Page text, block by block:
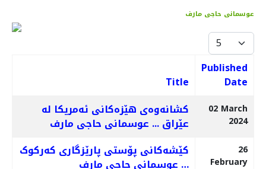
عوسمانی حاجی مارف
Display #
Title
Published
Date
کشانەوەی هێزەکانی ئەمریکا لە
عێراق ... عوسمانی حاجی مارف
02 March
2024
کێشەکانی پۆستی پارێزگاری کەرکوک
… عوسمانی حاجی مارف
26
February